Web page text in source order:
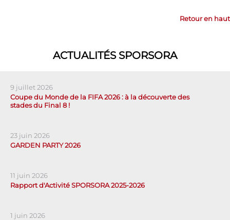
Retour en haut
ACTUALITÉS SPORSORA
9 juillet 2026
Coupe du Monde de la FIFA 2026 : à la découverte des
stades du Final 8 !
23 juin 2026
GARDEN PARTY 2026
11 juin 2026
Rapport d'Activité SPORSORA 2025-2026
1 juin 2026